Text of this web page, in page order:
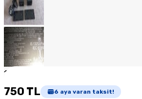
1
750 TL 6 aya varan taksit!